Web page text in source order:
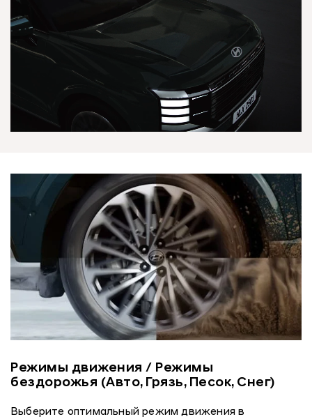
Режимы движения / Режимы
бездорожья (Авто, Грязь, Песок, Снег)
Выберите оптимальный режим движения в